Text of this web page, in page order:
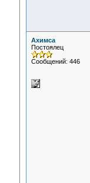
Ахимса
Постоялец
Сообщений: 446